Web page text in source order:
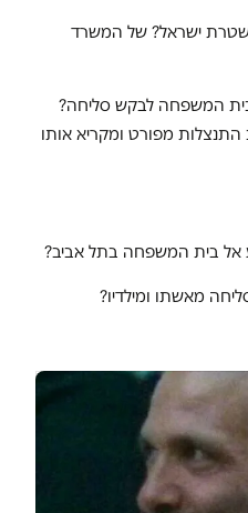
ישראל? של המשרד
המשפחה לבקש סליחה?
מפורט ומקריא אותו
אל בית המשפחה בתל אביב?
מאשתו ומילדיו?